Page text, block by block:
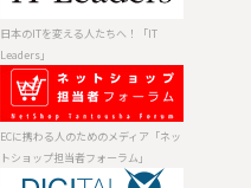
日本のITを変える人たちへ！「IT
Leaders」
ECに携わる人のためのメディア「ネッ
トショップ担当者フォーラム」